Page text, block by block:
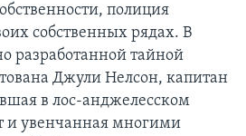
полиция
собственных рядах. В
разработанной тайной
Джули Нелсон, капитан
в лос-анджелесском
и увенчанная многими